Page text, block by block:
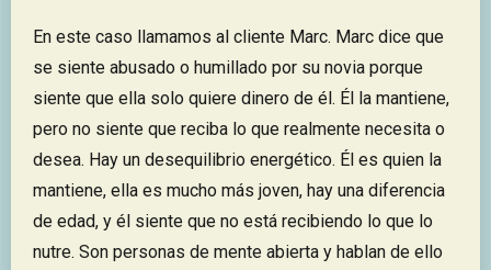
En este caso llamamos al cliente Marc. Marc dice que
se siente abusado o humillado por su novia porque
siente que ella solo quiere dinero de él. Él la mantiene,
pero no siente que reciba lo que realmente necesita o
desea. Hay un desequilibrio energético. Él es quien la
mantiene, ella es mucho más joven, hay una diferencia
de edad, y él siente que no está recibiendo lo que lo
nutre. Son personas de mente abierta y hablan de ello